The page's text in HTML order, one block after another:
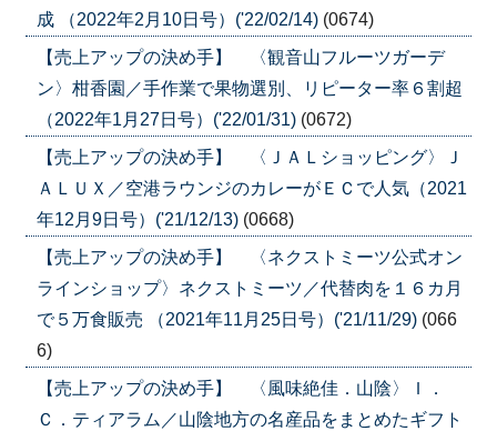
成 （2022年2月10日号）('22/02/14) (0674)
【売上アップの決め手】 〈観音山フルーツガーデ
ン〉柑香園／手作業で果物選別、リピーター率６割超
（2022年1月27日号）('22/01/31) (0672)
【売上アップの決め手】 〈ＪＡＬショッピング〉Ｊ
ＡＬＵＸ／空港ラウンジのカレーがＥＣで人気（2021
年12月9日号）('21/12/13) (0668)
【売上アップの決め手】 〈ネクストミーツ公式オン
ラインショップ〉ネクストミーツ／代替肉を１６カ月
で５万食販売 （2021年11月25日号）('21/11/29) (066
6)
【売上アップの決め手】 〈風味絶佳．山陰〉Ｉ．
Ｃ．ティアラム／山陰地方の名産品をまとめたギフト